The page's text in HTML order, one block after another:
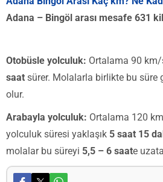
Adana – Bingöl arası mesafe 631
Otobüsle yolculuk: Ortalama 90 km/
saat sürer. Molalarla birlikte bu süre
olur.
Arabayla yolculuk: Ortalama 120
yolculuk süresi yaklaşık 5 saat 15
molalar bu süreyi 5,5 – 6 saate